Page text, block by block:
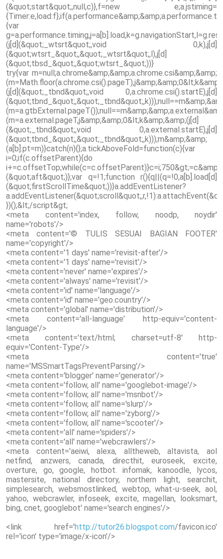
(&quot;start&quot;,null,c)},f=new e;a.jstiming=
{var
(j[d](&quot;_wtsrt&quot;,void 0,k),j[d]
(&quot;wtsrt_&quot;,&quot;_wtsrt&quot;,l),j[d]
(&quot;tbsd_&quot;,&quot;wtsrt_&quot;))}
try{var m=null;a.chrome&amp;&amp;a.chrome.csi&amp;&amp;
(j[d](&quot;_tbnd&quot;,void 0,a.chrome.csi().startE),j[d]
(m=a.external.pageT,j&amp;&amp;0&lt;k&amp;&amp;(j[d]
(&quot;_tbnd&quot;,void 0,a.external.startE),j[d]
(&quot;tbnd_&quot;,&quot;_tbnd&quot;,k)));m&amp;&amp;
(a[b].pt=m)}catch(n){};a.tickAboveFold=function(c){var
i=0;if(c.offsetParent){do
(&quot;aft&quot;)};var q=!1;function r(){q||(q=!0,a[b].load[d]
(&quot;firstScrollTime&quot;))}a.addEventListener?
})();&lt;/script&gt;
<meta content='index, follow, noodp, noydir'
name='robots'/>
<meta content='© TULIS SESUAI BAGIAN FOOTER'
name='copyright'/>
<meta content='1 days' name='revisit-after'/>
<meta content='1 days' name='revisit'/>
<meta content='never' name='expires'/>
<meta content='always' name='revisit'/>
<meta content='id' name='language'/>
<meta content='id' name='geo.country'/>
<meta content='global' name='distribution'/>
<meta content='all-language' http-equiv='content-
language'/>
<meta content='text/html; charset=utf-8' http-
equiv='Content-Type'/>
<meta content='true'
name='MSSmartTagsPreventParsing'/>
<meta content='blogger' name='generator'/>
<meta content='follow, all' name='googlebot-image'/>
<meta content='follow, all' name='msnbot'/>
<meta content='follow, all' name='slurp'/>
<meta content='follow, all' name='zyborg'/>
<meta content='follow, all' name='scooter'/>
<meta content='all' name='spiders'/>
<meta content='all' name='webcrawlers'/>
<meta content='aeiwi, alexa, alltheweb, altavista, aol
netfind, anzwers, canada, directhit, euroseek, excite,
overture, go, google, hotbot. infomak, kanoodle, lycos,
mastersite, national directory, northern light, searchit,
simplesearch, websmostlinked, webtop, what-u-seek, aol,
yahoo, webcrawler, infoseek, excite, magellan, looksmart,
bing, cnet, googlebot' name='search engines'/>
<link href='http://tutor26.blogspot.com/favicon.ico'
rel='icon' type='image/x-icon'/>